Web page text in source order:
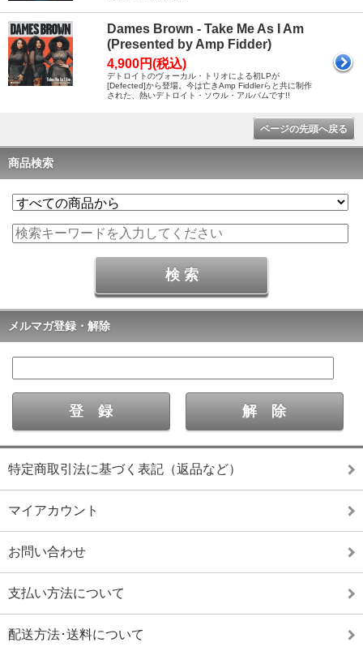
Dames Brown - Take Me As I Am
(Presented by Amp Fidder)
4,900円(税込)
デトロイトのヴォーカル・トリオによる初LPが
[Defected]から登場。今は亡きAmp Fiddlerらと共に制作
された、熱いデトロイト・ソウル・アルバムです!!
ページの先頭へ戻る
商品検索
メルマガ登録・解除
特定商取引法に基づく表記（返品など）
マイアカウント
お問い合わせ
支払い方法について
配送方法･送料について